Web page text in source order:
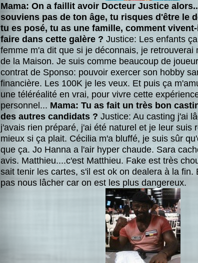
Mama: On a faillit avoir Docteur Justice
souviens pas de ton âge, tu risques d'être le
tu es posé, tu as une famille, comment
faire dans cette galère ? Justice: Les enfants
femme m'a dit que si je déconnais, je retrouverai
de la Maison. Je suis comme beaucoup de
contrat de Sponso: pouvoir exercer son hobby
financière. Les 100K je les veux. Et puis ça
une téléréalité en vrai, pour vivre cette
personnel... Mama: Tu as fait un très bon
des autres candidats ? Justice: Au casting j'ai
j'avais rien préparé, j'ai été naturel et je leur suis
mieux si ça plait. Cécilia m'a bluffé, je suis sûr
que ça. Jo Hanna a l'air hyper chaude. Sara
avis. Matthieu....c'est Matthieu. Fake est très
sait tenir les cartes, s'il est ok on dealera à la fin.
pas nous lâcher car on est les plus dangereux.